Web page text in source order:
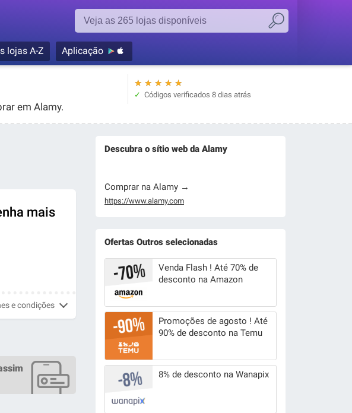
lojas A-Z Aplicação
em Alamy.
★
★
★
★
★
Códigos verificados 8 dias atrás
mais
e condições
Descubra o sítio web da Alamy
Comprar na Alamy →
https://www.alamy.com
Ofertas Outros selecionadas
Venda Flash ! Até 70% de
desconto na Amazon
Promoções de agosto ! Até
90% de desconto na Temu
8% de desconto na Wanapix